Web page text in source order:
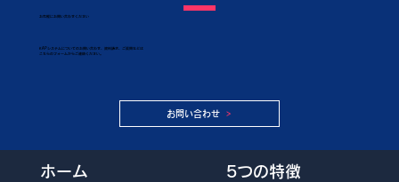
​お気軽にお問い合わせください
お問い合わせ
KAPシステムについてのお問い合わせ、資料請求、ご質問などは
こちらのフォームからご連絡ください。
ホーム 5つの特徴